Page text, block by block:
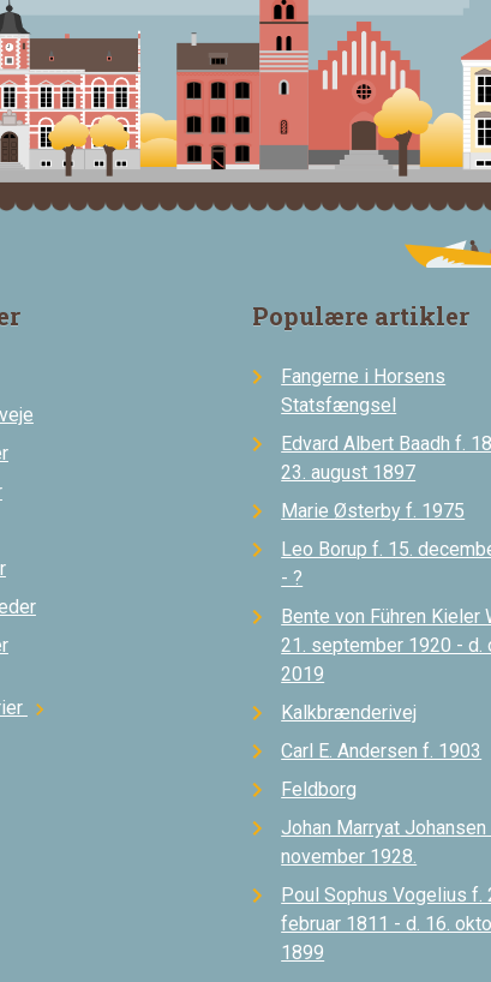
chevron_right
Populære artikler
Fangerne i Horsens
Statsfængsel
Edvard Albert Baadh f.
23. august 1897
Marie Østerby f. 1975
Leo Borup f. 15.
- ?
Bente von Führen Kieler
21. september 1920 - d.
2019
Kalkbrænderivej
Carl E. Andersen f. 1903
Feldborg
Johan Marryat Johansen
november 1928.
Poul Sophus Vogelius f.
februar 1811 - d. 16.
1899